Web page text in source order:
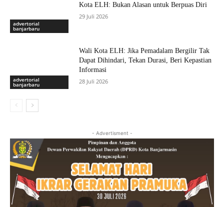
advertorial
banjarbaru
Kota ELH: Bukan Alasan untuk Berpuas Diri
29 Juli 2026
advertorial
banjarbaru
Wali Kota ELH: Jika Pemadalam Bergilir Tak
Dapat Dihindari, Tekan Durasi, Beri Kepastian
Informasi
28 Juli 2026
- Advertisment -